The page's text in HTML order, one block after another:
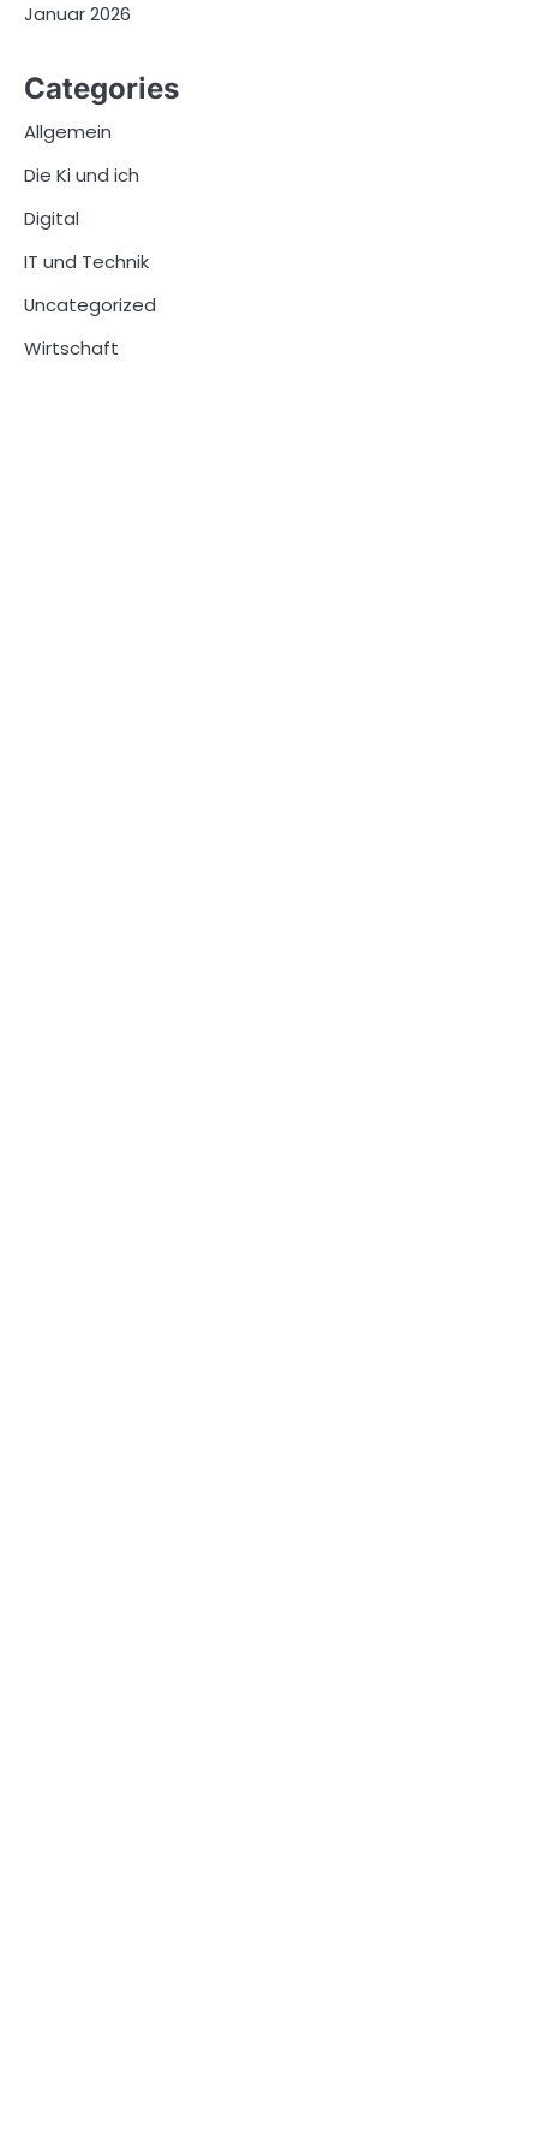
Januar 2026
Categories
Allgemein
Die Ki und ich
Digital
IT und Technik
Uncategorized
Wirtschaft